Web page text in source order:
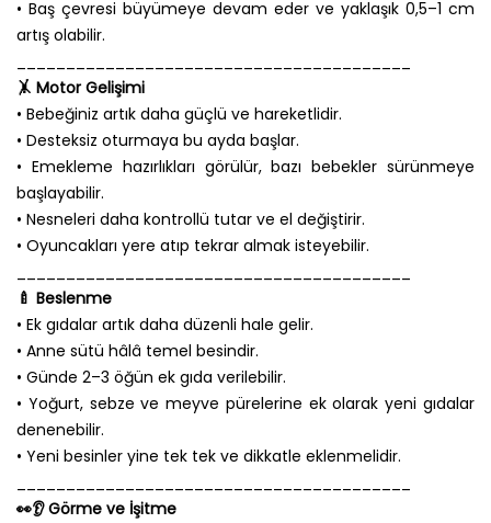
• Baş çevresi büyümeye devam eder ve yaklaşık 0,5–1 cm
artış olabilir.
🤸 Motor Gelişimi
• Bebeğiniz artık daha güçlü ve hareketlidir.
• Desteksiz oturmaya bu ayda başlar.
• Emekleme hazırlıkları görülür, bazı bebekler sürünmeye
başlayabilir.
• Nesneleri daha kontrollü tutar ve el değiştirir.
• Oyuncakları yere atıp tekrar almak isteyebilir.
🍼 Beslenme
• Ek gıdalar artık daha düzenli hale gelir.
• Anne sütü hâlâ temel besindir.
• Günde 2–3 öğün ek gıda verilebilir.
• Yoğurt, sebze ve meyve pürelerine ek olarak yeni gıdalar
denenebilir.
• Yeni besinler yine tek tek ve dikkatle eklenmelidir.
👀👂 Görme ve İşitme